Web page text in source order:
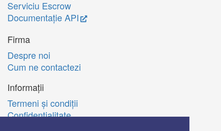
Serviciu Escrow
Documentație API
Firma
Despre noi
Cum ne contactezi
Informații
Termeni şi condiţii
Confidenţialitate